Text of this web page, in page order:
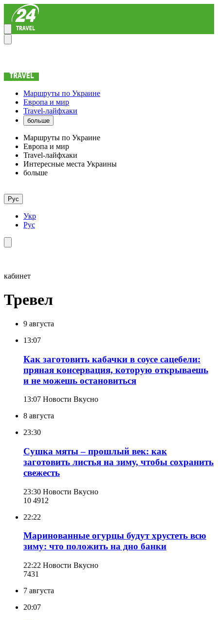
Маршруты по Украине
Европа и мир
Travel-лайфхаки
больше
Маршруты по Украине
Европа и мир
Travel-лайфхаки
Интересные места Украины
больше
Рус
Укр
Рус
кабинет
Тревел
9 августа
13:07
Как заготовить кабачки в соусе сацебели:
пряная консервация, которую открываешь
и не можешь остановиться
13:07 Новости Вкусно
8 августа
23:30
Сушка мяты – прошлый век: как
заготовить листья на зиму, чтобы сохранить
свежесть
23:30 Новости Вкусно
10 491 2
22:22
Маринованные огурцы будут хрустеть всю
зиму: что положить на дно банки
22:22 Новости Вкусно
7431
7 августа
20:07